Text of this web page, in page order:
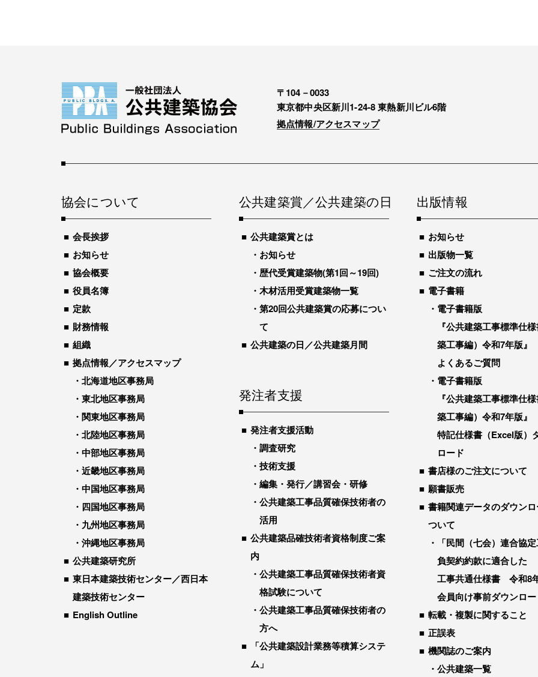
〒104－0033
東京都中央区新川1-24-8 東熱新川ビル6階
拠点情報/アクセスマップ
協会について
会長挨拶
お知らせ
協会概要
役員名簿
定款
財務情報
組織
拠点情報／アクセスマップ
北海道地区事務局
東北地区事務局
関東地区事務局
北陸地区事務局
中部地区事務局
近畿地区事務局
中国地区事務局
四国地区事務局
九州地区事務局
沖縄地区事務局
公共建築研究所
東日本建築技術センター／西日本
建築技術センター
English Outline
公共建築賞／公共建築の日
公共建築賞とは
お知らせ
歴代受賞建築物(第1回～19回)
木材活用受賞建築物一覧
第20回公共建築賞の応募につい
て
公共建築の日／公共建築月間
発注者支援
発注者支援活動
調査研究
技術支援
編集・発行／講習会・研修
公共建築工事品質確保技術者の
活用
公共建築品確技術者資格制度ご案
内
公共建築工事品質確保技術者資
格試験について
公共建築工事品質確保技術者の
方へ
「公共建築設計業務等積算システ
ム」
出版情報
お知らせ
出版物一覧
ご注文の流れ
電子書籍
電子書籍版
『公共建築工事標準仕
築工事編）令和7年版』
よくあるご質問
電子書籍版
『公共建築工事標準仕
築工事編）令和7年版』
特記仕様書（Excel版）
ロード
書店様のご注文について
願書販売
書籍関連データのダウン
ついて
「民間（七会）連合協
負契約約款に適合した
工事共通仕様書 令和8
会員向け事前ダウンロー
転載・複製に関すること
正誤表
機関誌のご案内
公共建築一覧